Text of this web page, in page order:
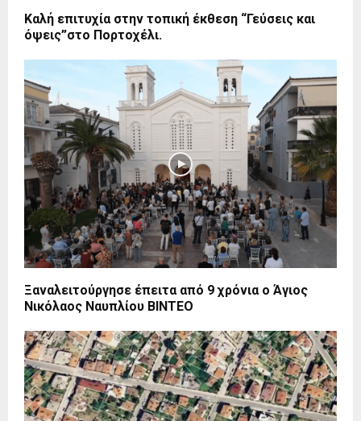
Καλή επιτυχία στην τοπική έκθεση “Γεύσεις και
όψεις”στο Πορτοχέλι.
Ξαναλειτούργησε έπειτα από 9 χρόνια ο Άγιος
Νικόλαος Ναυπλίου ΒΙΝΤΕΟ